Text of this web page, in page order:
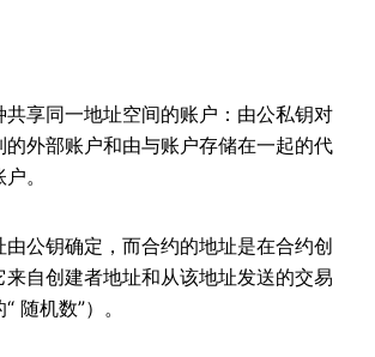
共享同一地址空间的账户：由公私钥对
的外部账户和由与账户存储在一起的代
。
公钥确定，而合约的地址是在合约创
自创建者地址和从该地址发送的交易
随机数”）。